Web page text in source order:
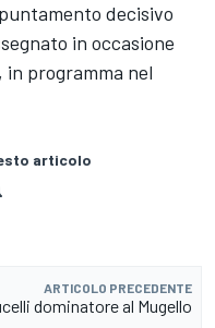
decisivo
in occasione
in programma nel
articolo
ARTICOLO PRECEDENTE
dominatore al Mugello